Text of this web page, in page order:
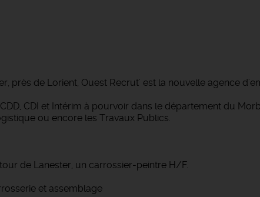
près de Lorient, Ouest Recrut' est la nouvelle agence
CDI et Intérim à pourvoir dans le département du
ou encore les Travaux Publics.
de Lanester, un carrossier-peintre H/F.
et assemblage